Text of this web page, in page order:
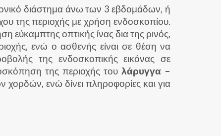
διάστημα άνω των 3 εβδομάδων, ή
της περιοχής με χρήση ενδοσκοπίου.
εύκαμπτης οπτικής ίνας δια της ρινός,
ενώ ο ασθενής είναι σε θέση να
της ενδοσκοπικής εικόνας σε
της περιοχής του λάρυγγα –
χορδών, ενώ δίνει πληροφορίες και για